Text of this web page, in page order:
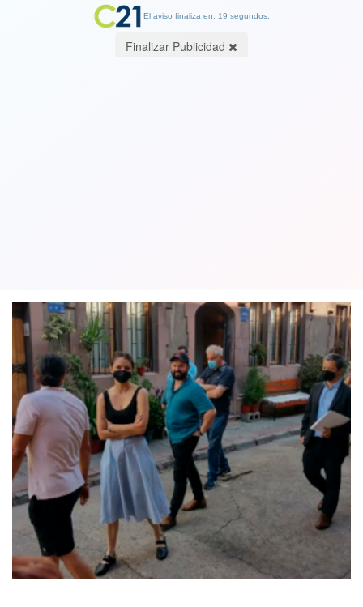
El aviso finaliza en: 19 segundos.
Finalizar Publicidad